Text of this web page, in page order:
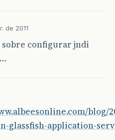
de 2011
sobre configurar jndi
blog/
glassfish-application-